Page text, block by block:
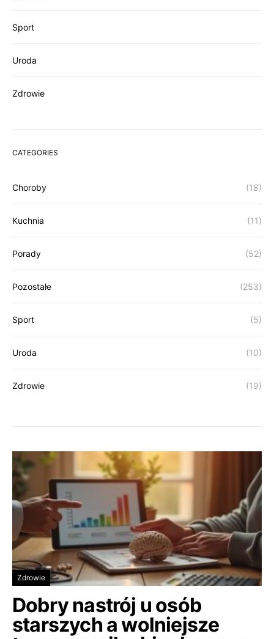
Sport
Uroda
Zdrowie
CATEGORIES
Choroby (18)
Kuchnia (11)
Porady (52)
Pozostałe (253)
Sport (5)
Uroda (10)
Zdrowie (19)
Zdrowie
Dobry nastrój u osób
starszych a wolniejsze